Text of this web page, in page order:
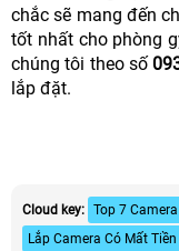
chắc sẽ mang đến
tốt nhất cho phòng
chúng tôi theo số
lắp đặt.
Cloud key: Top 7
Lắp Camera Có Mất